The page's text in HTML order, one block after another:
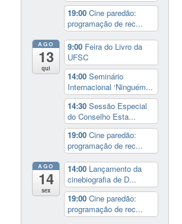
19:00Cine paredão:
programação de rec...
AGO
13
qui
9:00 Feira do Livro da
UFSC
14:00Seminário
Internacional ‘Ninguém...
14:30Sessão Especial
do Conselho Esta...
19:00Cine paredão:
programação de rec...
AGO
14
sex
14:00 Lançamento da
cinebiografia de D...
19:00Cine paredão:
programação de rec...